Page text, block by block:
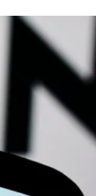
$ 0.999506